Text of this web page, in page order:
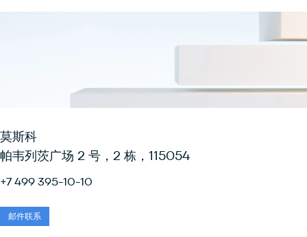
莫斯科
帕韦列茨广场 2 号，2 栋，115054
+7 499 395-10-10
邮件联系